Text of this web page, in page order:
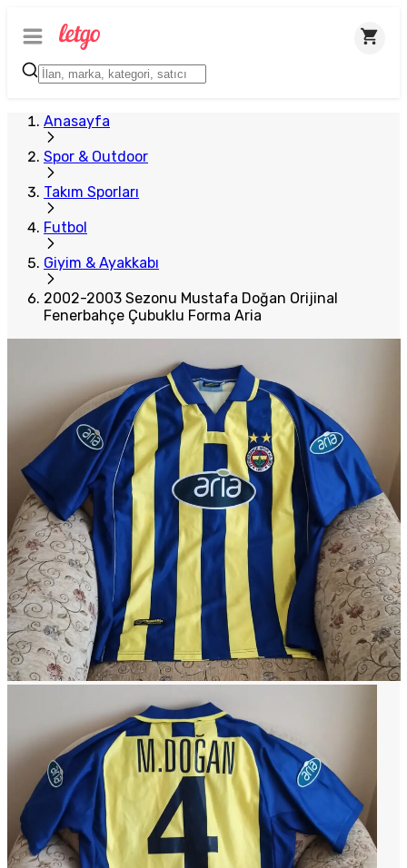
Anasayfa
Spor & Outdoor
Takım Sporları
Futbol
Giyim & Ayakkabı
2002-2003 Sezonu Mustafa Doğan Orijinal
Fenerbahçe Çubuklu Forma Aria